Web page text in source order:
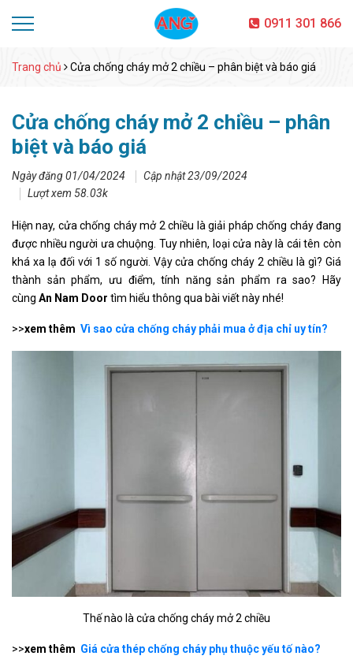
0911 301 866
Trang chủ Cửa chống cháy mở 2 chiều – phân biệt và báo giá
Cửa chống cháy mở 2 chiều – phân
biệt và báo giá
Ngày đăng 01/04/2024
Cập nhật 23/09/2024
Lượt xem 58.03k
Hiện nay, cửa chống cháy mở 2 chiều là giải pháp chống cháy đang
được nhiều người ưa chuộng. Tuy nhiên, loại cửa này là cái tên còn
khá xa lạ đối với 1 số người. Vậy cửa chống cháy 2 chiều là gì? Giá
thành sản phẩm, ưu điểm, tính năng sản phẩm ra sao? Hãy
cùng An Nam Door tìm hiểu thông qua bài viết này nhé!
>>xem thêm Vì sao cửa chống cháy phải mua ở địa chỉ uy tín?
Thế nào là cửa chống cháy mở 2 chiều
>>xem thêm Giá cửa thép chống cháy phụ thuộc yếu tố nào?